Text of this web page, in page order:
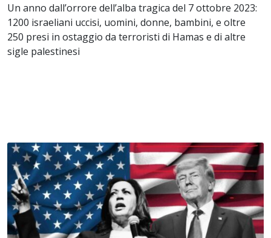
Un anno dall’orrore dell’alba tragica del 7 ottobre 2023:
1200 israeliani uccisi, uomini, donne, bambini, e oltre
250 presi in ostaggio da terroristi di Hamas e di altre
sigle palestinesi